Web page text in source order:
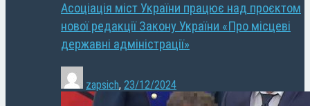
Асоціація міст України працює над проєктом
нової редакції Закону України «Про місцеві
державні адміністрації»
zapsich, 23/12/2024